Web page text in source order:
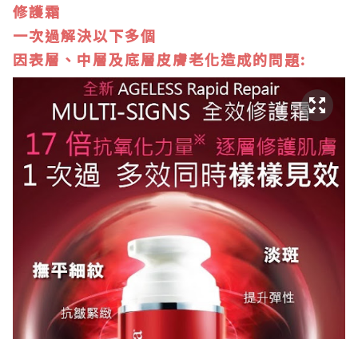
修護霜
一次過解決以下多個
因表層、中層及底層皮膚老化造成的問題: